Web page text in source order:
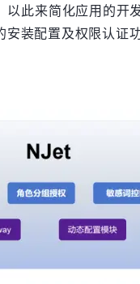
此来简化应用的开
装配置及权限认证